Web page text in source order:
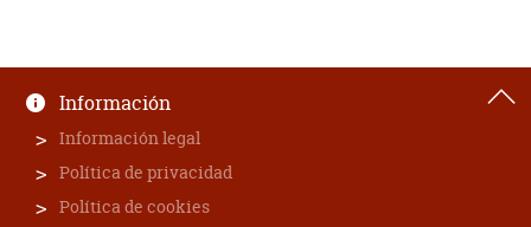
Información
Información legal
Política de privacidad
Política de cookies